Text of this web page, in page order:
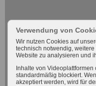
Mit dem Laden
Verwendung von
Wir nutzen Cookies auf
technisch notwendig,
Website zu analysieren und
Inhalte von
standardmäßig blockiert.
akzeptiert werden, wird für